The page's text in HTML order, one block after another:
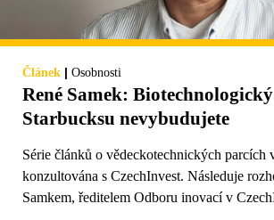
Článek | Osobnosti
René Samek:
Starbucksu nevybudujete
Série článků o vědeckotechnických parcích
konzultována s CzechInvest. Následuje
Samkem, ředitelem Odboru inovací v